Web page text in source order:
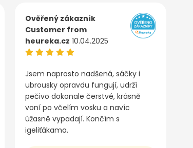
Ověřený zákazník
Customer from
heureka.cz 10.04.2025
Jsem naprosto nadšená, sáčky i
ubrousky opravdu fungují, udrží
pečivo dokonale čerstvé, krásně
voní po včelím vosku a navíc
úžasně vypadají. Končím s
igeliťákama.